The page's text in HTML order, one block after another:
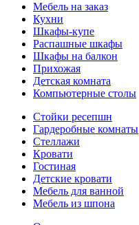
Мебель на заказ
Кухни
Шкафы-купе
Распашные шкафы
Шкафы на балкон
Прихожая
Детская комната
Компьютерные столы
Стойки ресепшн
Гардеробные комнаты
Стеллажи
Кровати
Гостиная
Детские кровати
Мебель для ванной
Мебель из шпона